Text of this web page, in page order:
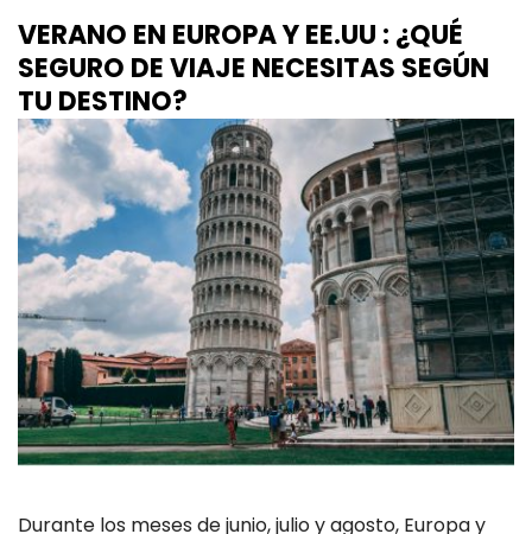
VERANO EN EUROPA Y EE.UU : ¿QUÉ
SEGURO DE VIAJE NECESITAS SEGÚN
TU DESTINO?
Durante los meses de junio, julio y agosto, Europa y